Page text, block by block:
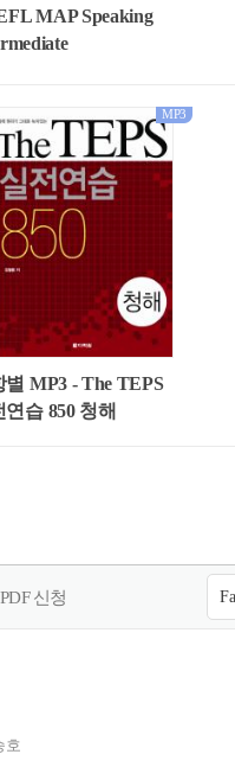
MAP Speaking
MP3
별 MP3 - The TEPS
연습 850 청해
신청
호